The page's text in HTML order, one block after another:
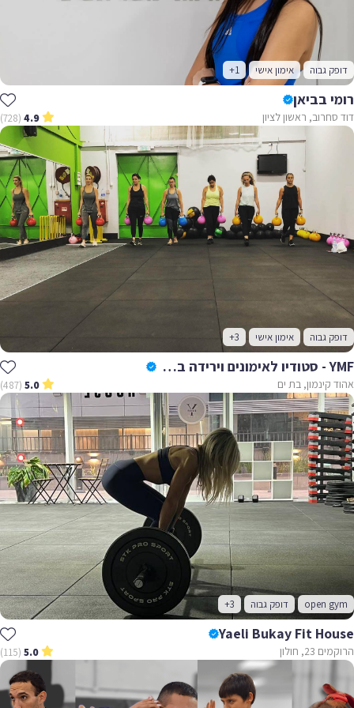
גבוה אימון אישי +1
בביאן
ראשון לציון 4.9
(728)
גבוה אימון אישי +3
YMF - סטודיו לאימונים וירידה במשקל
בת ים 5.0
(487)
open דופק גבוה +3
Yaeli Bukay Fit
חולון 5.0
(115)